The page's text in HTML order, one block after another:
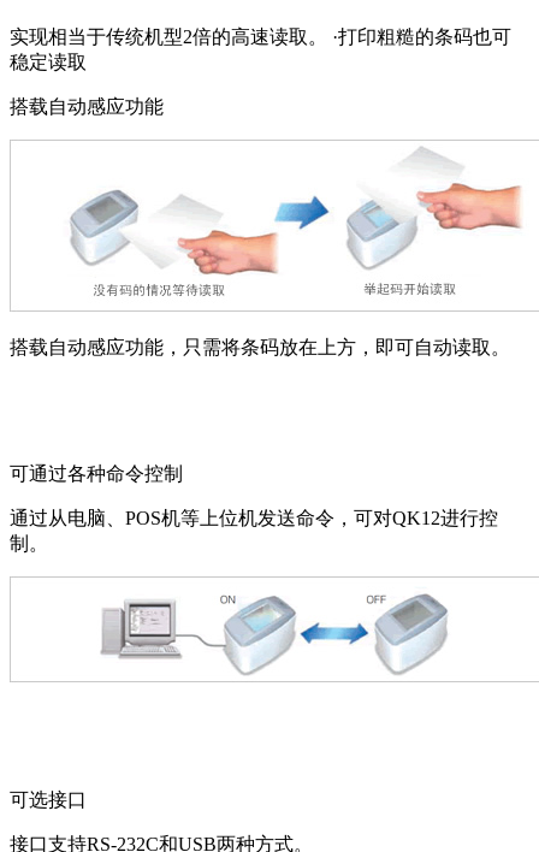
实现相当于传统机型2倍的高速读取。 ·打印粗糙的条码也可
稳定读取
搭载自动感应功能
搭载自动感应功能，只需将条码放在上方，即可自动读取。
可通过各种命令控制
通过从电脑、POS机等上位机发送命令，可对QK12进行控
制。
可选接口
接口支持RS-232C和USB两种方式。